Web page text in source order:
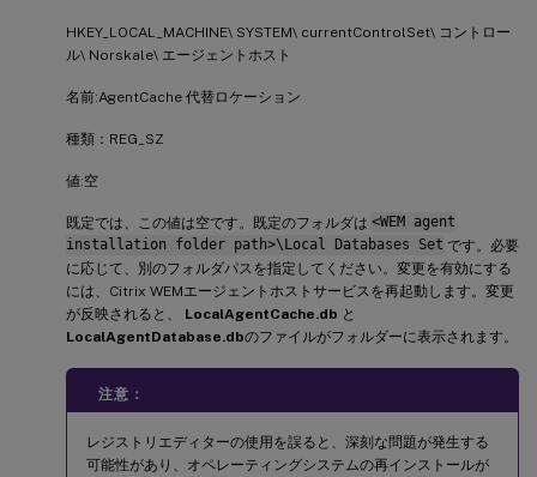
HKEY_LOCAL_MACHINE\ SYSTEM\ currentControlSet\ コントロー
ル\ Norskale\ エージェントホスト
名前:AgentCache 代替ロケーション
種類：REG_SZ
値:空
既定では、この値は空です。既定のフォルダは <WEM agent
installation folder path>\Local Databases Set です。必要
に応じて、別のフォルダパスを指定してください。変更を有効にする
には、Citrix WEMエージェントホストサービスを再起動します。変更
が反映されると、 LocalAgentCache.db と
LocalAgentDatabase.dbのファイルがフォルダーに表示されます。
注意：
レジストリエディターの使用を誤ると、深刻な問題が発生する
可能性があり、オペレーティングシステムの再インストールが